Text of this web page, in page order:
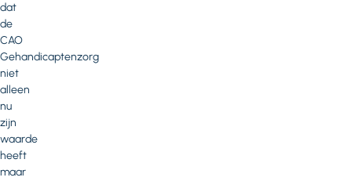
dat
de
CAO
Gehandicaptenzorg
niet
alleen
nu
zijn
waarde
heeft
maar